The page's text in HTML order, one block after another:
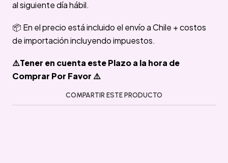
al siguiente día hábil.
📦 En el precio está incluido el envío a Chile + costos
de importación incluyendo impuestos.
⚠️Tener en cuenta este Plazo a la hora de
Comprar Por Favor ⚠️
COMPARTIR ESTE PRODUCTO